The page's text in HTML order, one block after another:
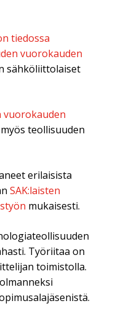
tiedossa
vuorokauden
sähköliittolaiset
vuorokauden
teollisuuden
erilaisista
SAK:laisten
mukaisesti.
Työriitaa on
toimistolla.